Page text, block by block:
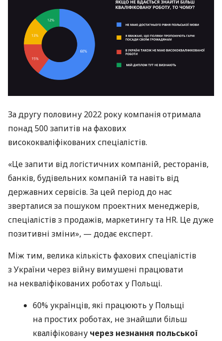
За другу половину 2022 року компанія отримала
понад 500 запитів на фахових
висококваліфікованих спеціалістів.
«Це запити від логістичних компаній, ресторанів,
банків, будівельних компаній та навіть від
державних сервісів. За цей період до нас
зверталися за пошуком проектних менеджерів,
спеціалістів з продажів, маркетингу та HR. Це дуже
позитивні зміни», — додає експерт.
Між тим, велика кількість фахових спеціалістів
з України через війну вимушені працювати
на некваліфікованих роботах у Польщі.
60% українців, які працюють у Польщі
на простих роботах, не знайшли більш
кваліфіковану через незнання польської